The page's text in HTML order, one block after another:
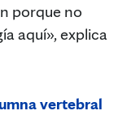
porque no
aquí», explica
vertebral